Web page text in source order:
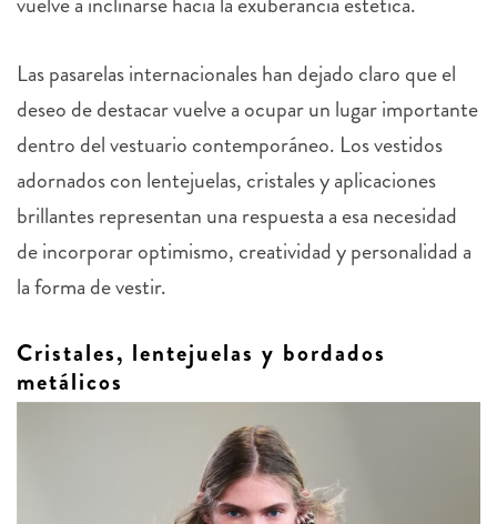
deseo de destacar vuelve a ocupar un lugar importante
dentro del vestuario contemporáneo. Los vestidos
adornados con lentejuelas, cristales y aplicaciones
brillantes representan una respuesta a esa necesidad
de incorporar optimismo, creatividad y personalidad a
la forma de vestir.
metálicos